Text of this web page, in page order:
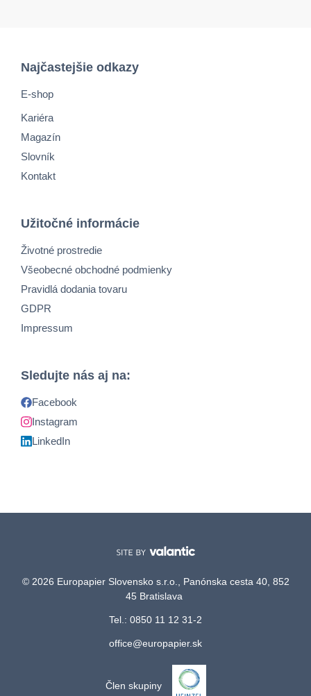
Najčastejšie odkazy
E-shop
Kariéra
Magazín
Slovník
Kontakt
Užitočné informácie
Životné prostredie
Všeobecné obchodné podmienky
Pravidlá dodania tovaru
GDPR
Impressum
Sledujte nás aj na:
Facebook
Instagram
LinkedIn
© 2026 Europapier Slovensko s.r.o., Panónska cesta 40, 852
45 Bratislava
Tel.: 0850 11 12 31-2
office@europapier.sk
Člen skupiny